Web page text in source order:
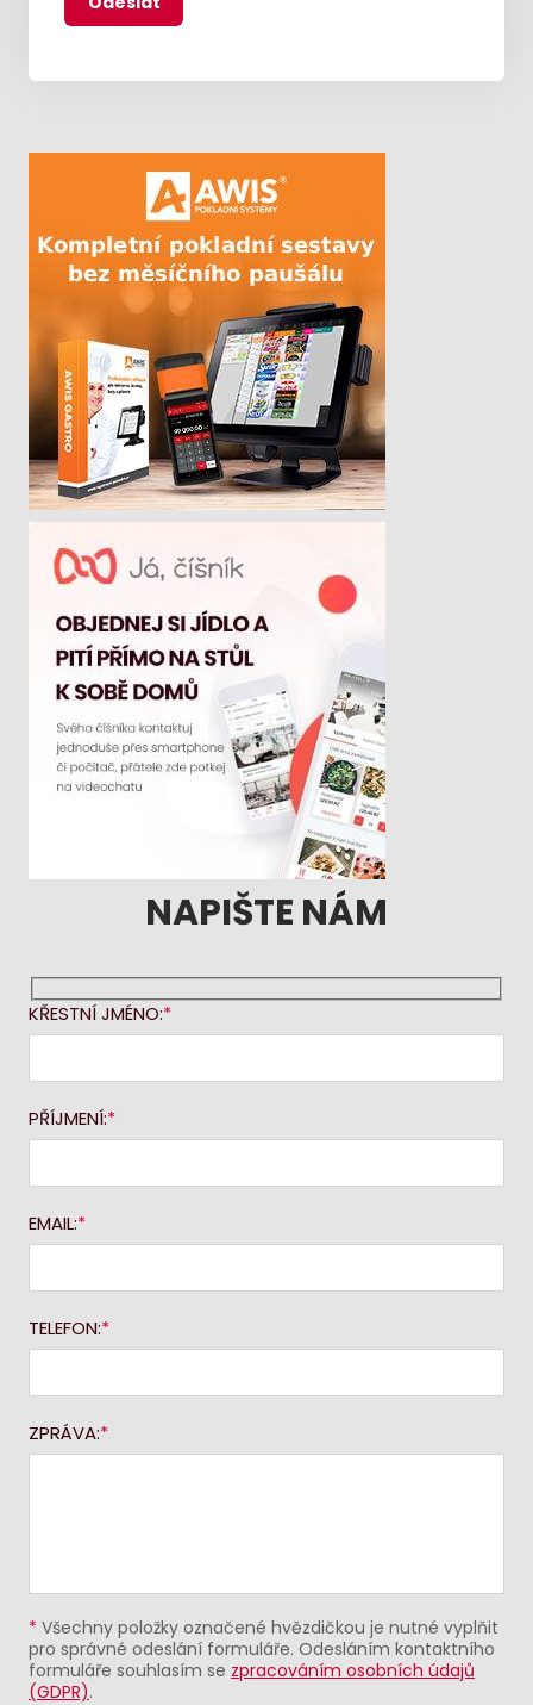
NAPIŠTE NÁM
KŘESTNÍ JMÉNO:
PŘÍJMENÍ:
EMAIL:
TELEFON:
ZPRÁVA:
* Všechny položky označené hvězdičkou je nutné vyplňit
pro správné odeslání formuláře. Odesláním kontaktního
formuláře souhlasím se zpracováním osobních údajů
(GDPR).